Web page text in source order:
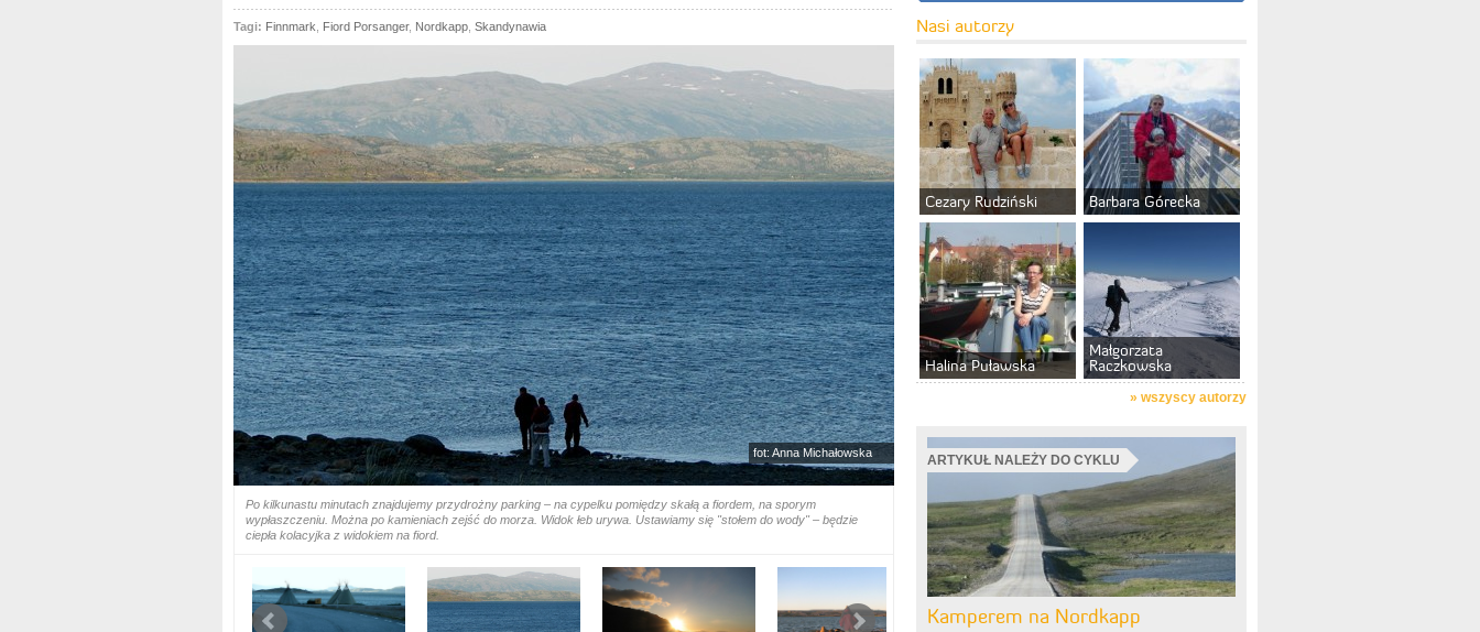
Tagi: Finnmark Fiord Porsanger, Nordkapp Skandynawia
fot: Anna Michałowska
Po kilkunastu minutach znajdujemy przydrożny parking – na cypelku pomiędzy skałą a fiordem, na sporym
wypłaszczeniu. Można po kamieniach zejść do morza. Widok łeb urywa. Ustawiamy się "stołem do wody" – będzie
ciepła kolacyjka z widokiem na fiord.
Nasi autorzy
Cezary Rudziński Barbara Górecka
Halina Puławska
Małgorzata
Raczkowska
» wszyscy autorzy
ARTYKUŁ NALEŻY DO CYKLU
Kamperem na Nordkapp